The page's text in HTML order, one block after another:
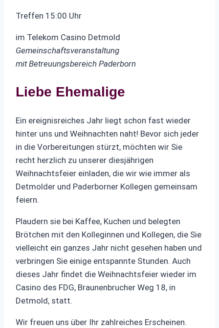
Treffen 15:00 Uhr
im Telekom Casino Detmold
Gemeinschaftsveranstaltung
mit Betreuungsbereich Paderborn
Liebe Ehemalige
Ein ereignisreiches Jahr liegt schon fast wieder
hinter uns und Weihnachten naht! Bevor sich jeder
in die Vorbereitungen stürzt, möchten wir Sie
recht herzlich zu unserer diesjährigen
Weihnachtsfeier einladen, die wir wie immer als
Detmolder und Paderborner Kollegen gemeinsam
feiern.
Plaudern sie bei Kaffee, Kuchen und belegten
Brötchen mit den Kolleginnen und Kollegen, die Sie
vielleicht ein ganzes Jahr nicht gesehen haben und
verbringen Sie einige entspannte Stunden. Auch
dieses Jahr findet die Weihnachtsfeier wieder im
Casino des FDG, Braunenbrucher Weg 18, in
Detmold, statt.
Wir freuen uns über Ihr zahlreiches Erscheinen.